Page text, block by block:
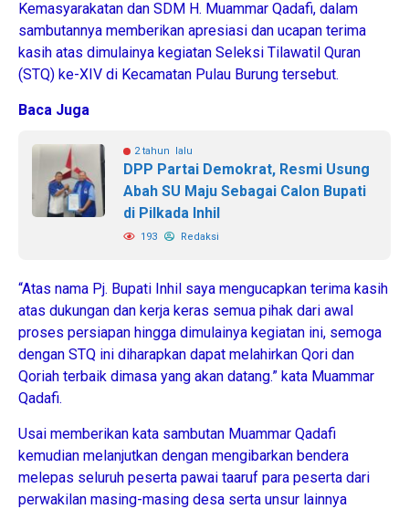
Kemasyarakatan dan SDM H. Muammar Qadafi, dalam
sambutannya memberikan apresiasi dan ucapan terima
kasih atas dimulainya kegiatan Seleksi Tilawatil Quran
(STQ) ke-XIV di Kecamatan Pulau Burung tersebut.
Baca Juga
2 tahun lalu
DPP Partai Demokrat, Resmi Usung
Abah SU Maju Sebagai Calon Bupati
di Pilkada Inhil
193 Redaksi
“Atas nama Pj. Bupati Inhil saya mengucapkan terima kasih
atas dukungan dan kerja keras semua pihak dari awal
proses persiapan hingga dimulainya kegiatan ini, semoga
dengan STQ ini diharapkan dapat melahirkan Qori dan
Qoriah terbaik dimasa yang akan datang.” kata Muammar
Qadafi.
Usai memberikan kata sambutan Muammar Qadafi
kemudian melanjutkan dengan mengibarkan bendera
melepas seluruh peserta pawai taaruf para peserta dari
perwakilan masing-masing desa serta unsur lainnya